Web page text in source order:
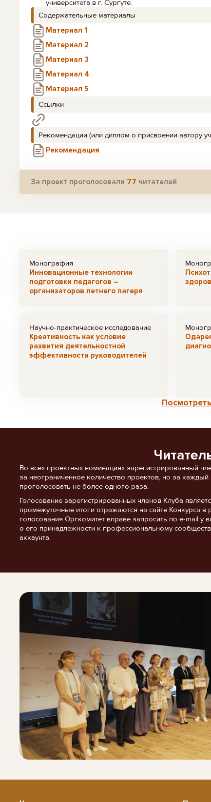
университета в г. Сургуте.
Содержательные материалы
Материал 1
Материал 2
Материал 3
Материал 4
Материал 5
Ссылки
Рекомендации (или диплом о присвоении автору
Рекомендация
За проект проголосовали 77 читателей
Монография
Инновационные технологии
подготовки педагогов –
организаторов летнего лагеря
Научно-практическое исследование
Креативность как условие
развития деятельностной
эффективности руководителей
Во всех проектных номинациях зарегистрированный
за неограниченное количество проектов, но за
проголосовать не более одного раза.
Голосование зарегистрированных членов Клуба
промежуточные итоги отражаются на сайте Конкурса в
голосования Оргкомитет вправе запросить по e-mail у
о его принадлежности к профессиональному
аккаунта.